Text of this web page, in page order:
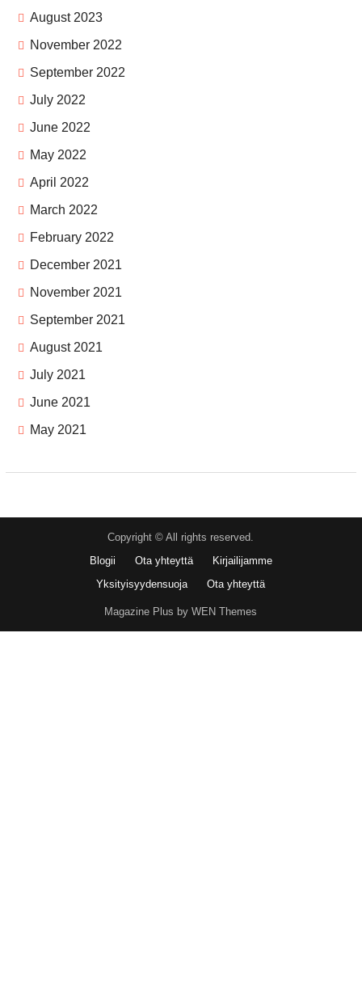
August 2023
November 2022
September 2022
July 2022
June 2022
May 2022
April 2022
March 2022
February 2022
December 2021
November 2021
September 2021
August 2021
July 2021
June 2021
May 2021
Copyright © All rights reserved.
Blogii
Ota yhteyttä
Kirjailijamme
Yksityisyydensuoja
Ota yhteyttä
Magazine Plus by WEN Themes